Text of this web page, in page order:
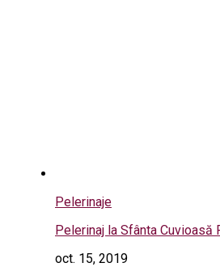
Pelerinaje
Pelerinaj la Sfânta Cuvioasă
oct. 15, 2019